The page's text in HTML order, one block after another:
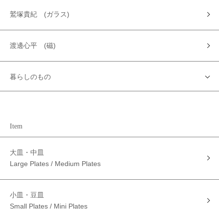
鷲塚貴紀 (ガラス)
渡邊心平 (磁)
暮らしのもの
Item
大皿・中皿
Large Plates / Medium Plates
小皿・豆皿
Small Plates / Mini Plates